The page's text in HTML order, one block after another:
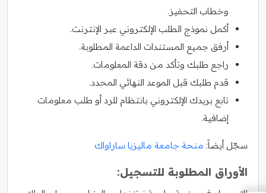
وخطاب التحفيز.
أكمل نموذج الطلب الإلكتروني عبر الإنترنت.
أرفق جميع المستندات الداعمة المطلوبة.
راجع طلبك وتأكد من دقة المعلومات.
قدم طلبك قبل الموعد النهائي المحدد.
تابع بريدك الإلكتروني بانتظام للرد أو طلب معلومات
إضافية.
سجّل أيضاً: منحة جامعة ماليزيا ساراواك
الأوراق المطلوبة للتسجيل: